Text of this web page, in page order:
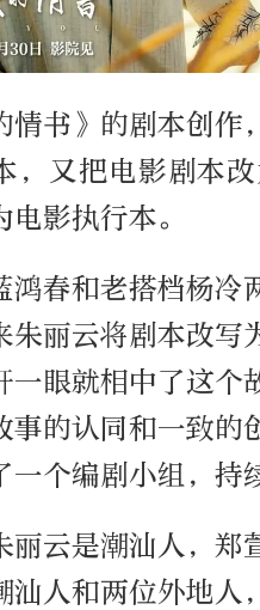
情书》的剧本创
，又把电影剧本
电影执行本。
鸿春和老搭档杨冷
朱丽云将剧本改写
一眼就相中了这个
事的认同和一致的
一个编剧小组，持
丽云是潮汕人，郑
汕人和两位外地人